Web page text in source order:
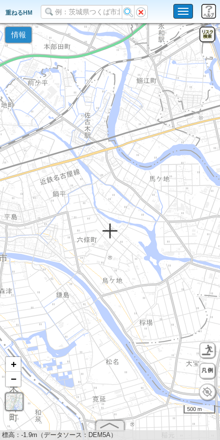
Toggle
navigation
重ねるHM
情報
+
−
500 m
標高： -1.9m（データソース：DEM5A）